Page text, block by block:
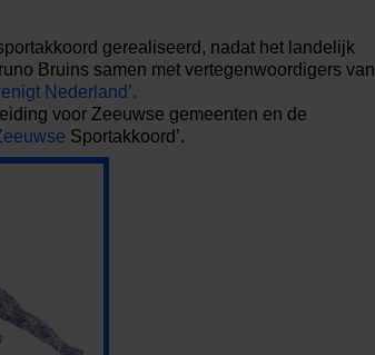
gerealiseerd, nadat het landelijk
Bruins samen met vertegenwoordigers van
Nederland’.
voor Zeeuwse gemeenten en de
Sportakkoord’.